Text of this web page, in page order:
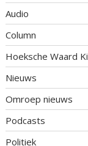
Audio
Column
Hoeksche Waard
Nieuws
Omroep nieuws
Podcasts
Politiek